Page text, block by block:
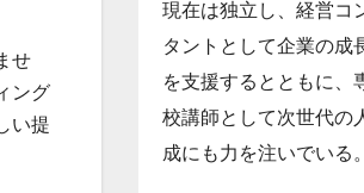
せ
ング
い提
現在は独立し、経営コ
タントとして企業の成
を支援するとともに、
校講師として次世代の
成にも力を注いでいる。